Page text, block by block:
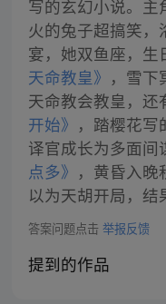
写的玄幻小说。主
火的兔子超搞笑
宴，她双鱼座，生
天命教皇》 ，雪下
天命教会教皇，还
开始》 ，踏樱花
译官成长为多面间
点多》 ，黄昏入
以为天胡开局，结
答案问题点击 举报反馈
提到的作品